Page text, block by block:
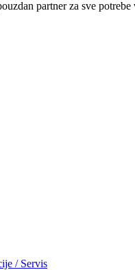
partner za sve potrebe
/ Servis